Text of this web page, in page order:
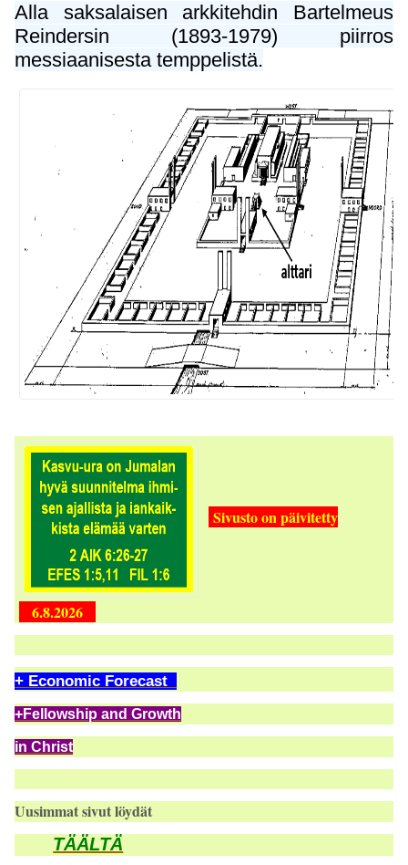
Alla saksalaisen arkkitehdin Bartelmeus
Reindersin (1893-1979) piirros
messiaanisesta temppelistä.
Sivusto on päivitetty
6.8.2026
+ Economic Forecast
+Fellowship and Growth
in Christ
Uusimmat sivut löydät
TÄÄLTÄ